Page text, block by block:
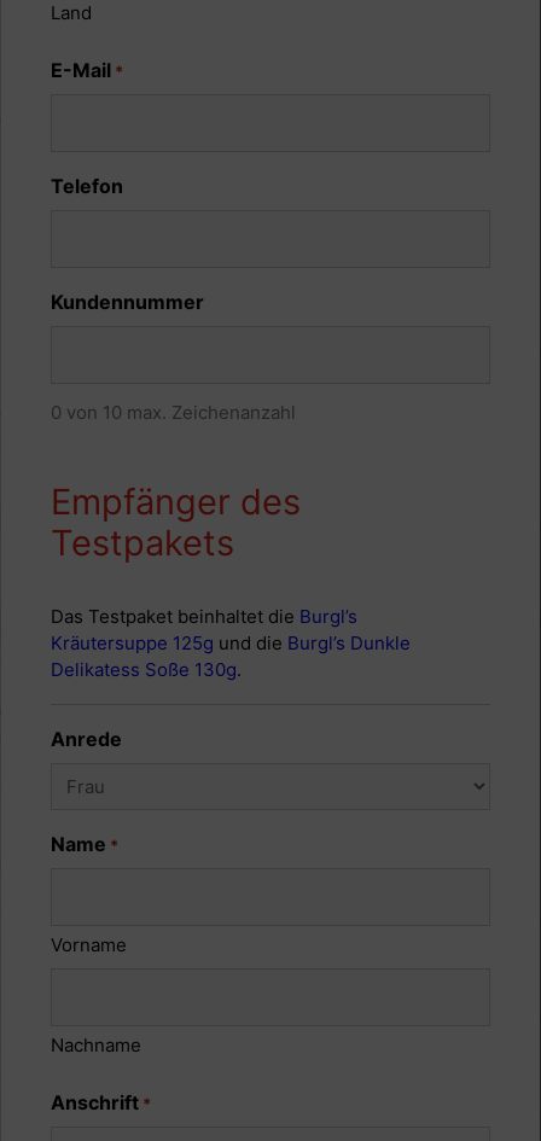
Land
E-Mail *
Telefon
Kundennummer
0 von 10 max. Zeichenanzahl
Empfänger des
Testpakets
Das Testpaket beinhaltet die Burgl’s
Kräutersuppe 125g und die Burgl’s Dunkle
Delikatess Soße 130g.
Anrede
Name *
Vorname
Nachname
Anschrift *